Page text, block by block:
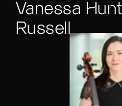
Vanessa Hunt
Russell